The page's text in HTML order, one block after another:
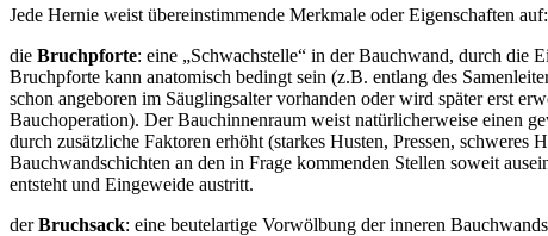
Jede Hernie weist übereinstimmende Merkmale oder Eigenschaften auf:
die Bruchpforte: eine „Schwachstelle“ in der Bauchwand, durch die
Bruchpforte kann anatomisch bedingt sein (z.B. entlang des
schon angeboren im Säuglingsalter vorhanden oder wird später erst
Bauchoperation). Der Bauchinnenraum weist natürlicherweise einen
durch zusätzliche Faktoren erhöht (starkes Husten, Pressen, schweres
Bauchwandschichten an den in Frage kommenden Stellen soweit
entsteht und Eingeweide austritt.
derBruchsack: eine beutelartige Vorwölbung der inneren